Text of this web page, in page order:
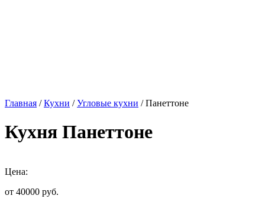
Главная /Кухни /Угловые кухни / Панеттоне
Кухня Панеттоне
Цена:
от 40000 руб.